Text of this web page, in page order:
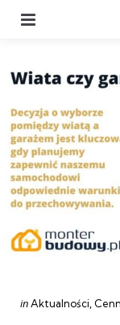
Categories
Posted
inAktualności